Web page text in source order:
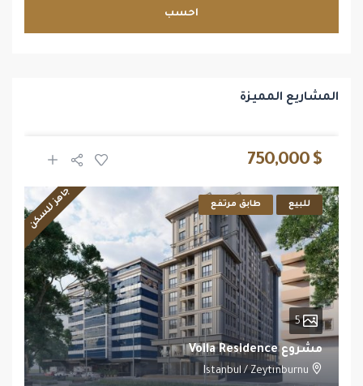
احسب
المشاريع المميزة
$ 750,000
للبيع طابق مرتفع جاهز للسكن
5
مشروع Voila Residence
Istanbul / Zeytınburnu